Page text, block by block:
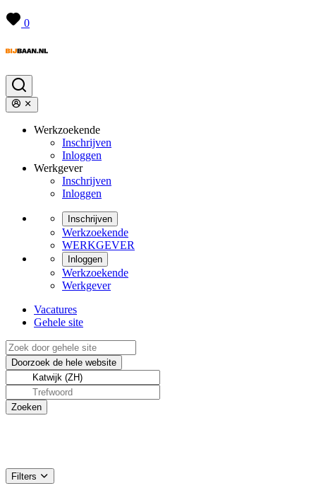
0
Werkzoekende
Inschrijven
Inloggen
Werkgever
Inschrijven
Inloggen
Inschrijven
Werkzoekende
WERKGEVER
Inloggen
Werkzoekende
Werkgever
Vacatures
Gehele site
Filters